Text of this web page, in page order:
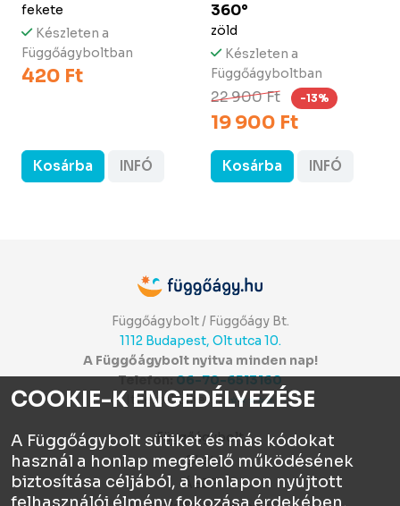
fekete
Készleten a
Függőágyboltban
420 Ft
Kosárba INFÓ
360°
zöld
Készleten a
Függőágyboltban
22 900 Ft -13%
19 900 Ft
Kosárba INFÓ
Függőágybolt / Függőágy Bt.
1112 Budapest, Olt utca 10.
A Függőágybolt nyitva minden nap!
Telefon:06-70-6513160
Itt értékelhetsz:⭐⭐⭐⭐⭐
Függőágybolt
Chat
ÁSZF
COOKIE-K ENGEDÉLYEZÉSE
A Függőágybolt sütiket és más kódokat
használ a honlap megfelelő működésének
biztosítása céljából, a honlapon nyújtott